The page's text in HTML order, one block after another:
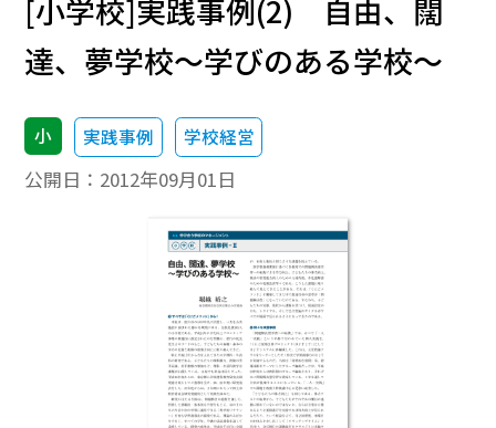
[小学校]実践事例(2) 自由、闊
達、夢学校～学びのある学校～
小 実践事例 学校経営
公開日： 2012年09月01日